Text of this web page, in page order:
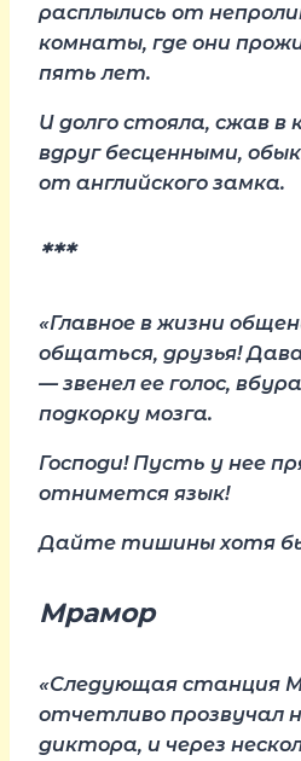
расплылись от
комнаты, где они
пять лет.
И долго стояла, сжав в
вдруг бесценными,
от английского замка.
***
«Главное в жизни
общаться, друзья!
— звенел ее голос,
подкорку мозга.
Господи! Пусть у нее
отнимется язык!
Дайте тишины хотя бы
Мрамор
«Следующая станция
отчетливо прозвучал
диктора, и через